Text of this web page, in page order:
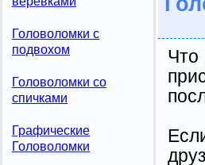
Головоломки с
подвохом
Головоломки со
спичками
Графические
Головоломки